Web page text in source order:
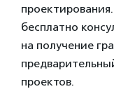
бесплатно
на получение
проектов.